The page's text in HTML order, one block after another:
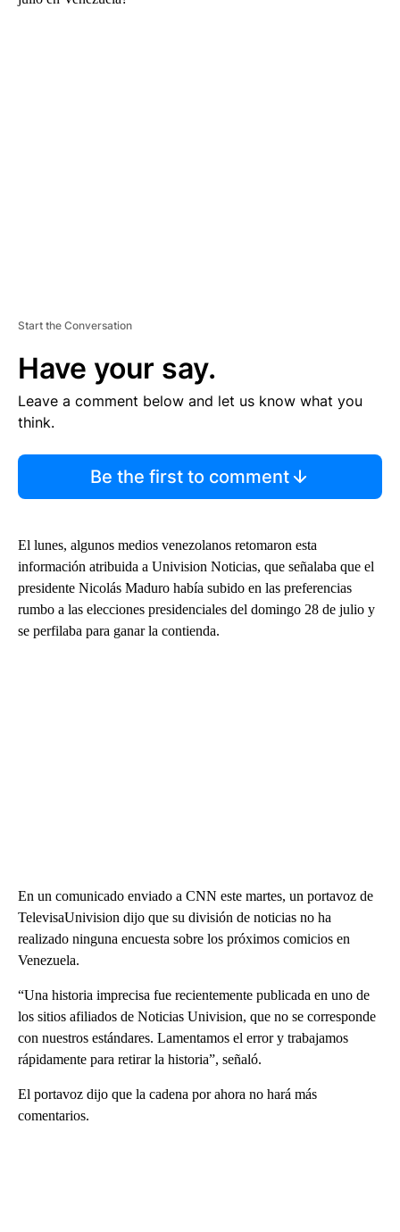
Start the Conversation
Have your say.
Leave a comment below and let us know what you
think.
Be the first to comment
El lunes, algunos medios venezolanos retomaron esta
información atribuida a Univision Noticias, que señalaba que el
presidente Nicolás Maduro había subido en las preferencias
rumbo a las elecciones presidenciales del domingo 28 de julio y
se perfilaba para ganar la contienda.
En un comunicado enviado a CNN este martes, un portavoz de
TelevisaUnivision dijo que su división de noticias no ha
realizado ninguna encuesta sobre los próximos comicios en
Venezuela.
“Una historia imprecisa fue recientemente publicada en uno de
los sitios afiliados de Noticias Univision, que no se corresponde
con nuestros estándares. Lamentamos el error y trabajamos
rápidamente para retirar la historia”, señaló.
El portavoz dijo que la cadena por ahora no hará más
comentarios.